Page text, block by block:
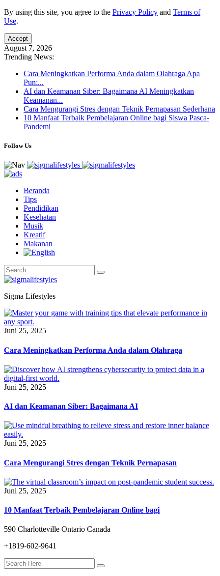
By using this site, you agree to the Privacy Policy and Terms of
Use.
Accept
August 7, 2026
Trending News:
Cara Meningkatkan Performa Anda dalam Olahraga Apa
Pun:...
AI dan Keamanan Siber: Bagaimana AI Meningkatkan
Keamanan...
Cara Mengurangi Stres dengan Teknik Pernapasan Sederhana
10 Manfaat Terbaik Pembelajaran Online bagi Siswa Pasca-
Pandemi
Follow Us
Beranda
Tips
Pendidikan
Kesehatan
Musik
Kreatif
Makanan
Sigma Lifestyles
Juni 25, 2025
Cara Meningkatkan Performa Anda dalam Olahraga
Juni 25, 2025
AI dan Keamanan Siber: Bagaimana AI
Juni 25, 2025
Cara Mengurangi Stres dengan Teknik Pernapasan
Juni 25, 2025
10 Manfaat Terbaik Pembelajaran Online bagi
590 Charlotteville Ontario Canada
+1819-602-9641